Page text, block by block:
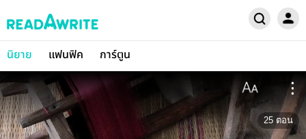
นิยาย แฟนฟิค การ์ตูน
25 ตอน